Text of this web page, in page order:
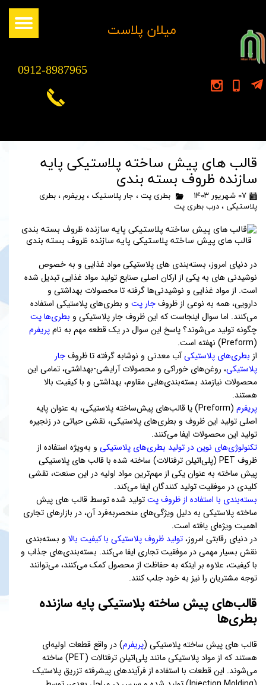
​میلان پلاست
0912-8987965
قالب های پیش ساخته پلاستیکی پایه
سازنده ظروف بسته بندی
۰۷ شهریور ۱۴۰۳ بطری پت ، جار پلاستیک ، پریفرم ، بطری
پلاستیکی ، درب بطری پت
قالب های پیش ساخته پلاستیکی پایه سازنده ظروف بسته بندی
در دنیای امروز، بسته‌بندی های پلاستیکی مواد غذایی و به خصوص
نوشیدنی های به یکی از ارکان اصلی صنایع تولید مواد غذایی تبدیل شده
است. از مواد غذایی و نوشیدنی‌ها گرفته تا محصولات بهداشتی و
دارویی، همه به نوعی از ظروفجار پت و بطری‌های پلاستیکی استفاده
می‌کنند. اما سوال اینجاست که این ظروف جار پلاستیکی و بطری‌ها پت
چگونه تولید می‌شوند؟ پاسخ این سوال در یک قطعه مهم به نامپریفرم
(Preform) نهفته است.
از بطری‌های پلاستیکیآب معدنی و نوشابه گرفته تا ظروفجار
پلاستیکی، روغن‌های خوراکی و محصولات آرایشی-بهداشتی، تمامی این
محصولات نیازمند بسته‌بندی‌هایی مقاوم، بهداشتی و با کیفیت بالا
هستند.
پریفرم
(Preform) یا قالب‌های پیش‌ساخته پلاستیکی، به عنوان پایه‌
اصلی تولید این ظروف و بطری‌های پلاستیکی، نقشی حیاتی در زنجیره
تولید این محصولات ایفا می‌کنند.
تکنولوژی‌های نوین در تولید بطری‌های پلاستیکی و به‌ویژه استفاده از
ظروف PET (پلی‌اتیلن ترفتالات) ساخته شده با قالب های پلاستیکی
پیش ساخته به عنوان یکی از مهم‌ترین مواد اولیه در این صنعت، نقشی
کلیدی در موفقیت تولید کنندگان ایفا می‌کند.
بسته‌بندی با استفاده از ظروف پتتولید شده توسط قالب های پیش
ساخته پلاستیکی به دلیل ویژگی‌های منحصربه‌فرد آن، در بازارهای تجاری
اهمیت ویژه‌ای یافته است.
در دنیای رقابتی امروز،تولید ظروف پلاستیکی با کیفیت بالا و بسته‌بندی
نقش بسیار مهمی در موفقیت تجاری ایفا می‌کند. بسته‌بندی‌های جذاب و
با کیفیت، علاوه بر اینکه به حفاظت از محصول کمک می‌کنند، می‌توانند
توجه مشتریان را نیز به خود جلب کنند.
قالب‌های پیش ساخته پلاستیکی پایه سازنده
بطری‌ها
قالب های پیش ساخته پلاستیکی (پریفرم) در واقع قطعات اولیه‌ای
هستند که از مواد پلاستیکی مانند پلی‌اتیلن ترفتالات (PET) ساخته
می‌شوند. این قطعات با استفاده از فرآیندهای پیشرفته تزریق پلاستیک